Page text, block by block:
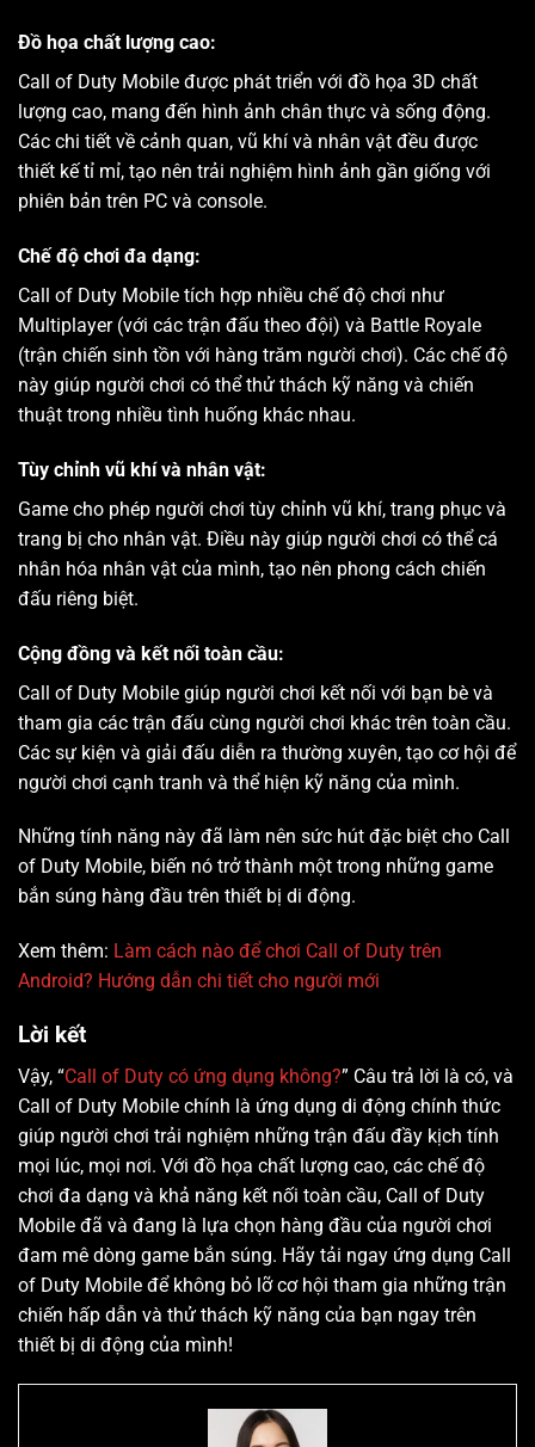
Đồ họa chất lượng cao:
Call of Duty Mobile được phát triển với đồ họa 3D chất
lượng cao, mang đến hình ảnh chân thực và sống động.
Các chi tiết về cảnh quan, vũ khí và nhân vật đều được
thiết kế tỉ mỉ, tạo nên trải nghiệm hình ảnh gần giống với
phiên bản trên PC và console.
Chế độ chơi đa dạng:
Call of Duty Mobile tích hợp nhiều chế độ chơi như
Multiplayer (với các trận đấu theo đội) và Battle Royale
(trận chiến sinh tồn với hàng trăm người chơi). Các chế độ
này giúp người chơi có thể thử thách kỹ năng và chiến
thuật trong nhiều tình huống khác nhau.
Tùy chỉnh vũ khí và nhân vật:
Game cho phép người chơi tùy chỉnh vũ khí, trang phục và
trang bị cho nhân vật. Điều này giúp người chơi có thể cá
nhân hóa nhân vật của mình, tạo nên phong cách chiến
đấu riêng biệt.
Cộng đồng và kết nối toàn cầu:
Call of Duty Mobile giúp người chơi kết nối với bạn bè và
tham gia các trận đấu cùng người chơi khác trên toàn cầu.
Các sự kiện và giải đấu diễn ra thường xuyên, tạo cơ hội để
người chơi cạnh tranh và thể hiện kỹ năng của mình.
Những tính năng này đã làm nên sức hút đặc biệt cho Call
of Duty Mobile, biến nó trở thành một trong những game
bắn súng hàng đầu trên thiết bị di động.
Xem thêm: Làm cách nào để chơi Call of Duty trên
Android? Hướng dẫn chi tiết cho người mới
Lời kết
Vậy, “Call of Duty có ứng dụng không?” Câu trả lời là có, và
Call of Duty Mobile chính là ứng dụng di động chính thức
giúp người chơi trải nghiệm những trận đấu đầy kịch tính
mọi lúc, mọi nơi. Với đồ họa chất lượng cao, các chế độ
chơi đa dạng và khả năng kết nối toàn cầu, Call of Duty
Mobile đã và đang là lựa chọn hàng đầu của người chơi
đam mê dòng game bắn súng. Hãy tải ngay ứng dụng Call
of Duty Mobile để không bỏ lỡ cơ hội tham gia những trận
chiến hấp dẫn và thử thách kỹ năng của bạn ngay trên
thiết bị di động của mình!